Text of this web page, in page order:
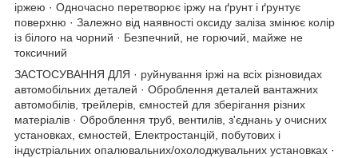
іржею · Одночасно перетворює іржу на ґрунт і ґрунтує
поверхню · Залежно від наявності оксиду заліза змінює колір
із білого на чорний · Безпечний, не горючий, майже не
токсичний
ЗАСТОСУВАННЯ ДЛЯ · руйнування іржі на всіх різновидах
автомобільних деталей · Оброблення деталей вантажних
автомобілів, трейлерів, ємностей для зберігання різних
матеріалів · Оброблення труб, вентилів, з'єднань у очисних
установках, ємностей, Електростанцій, побутових і
індустріальних опалювальних/охолоджувальних установках ·